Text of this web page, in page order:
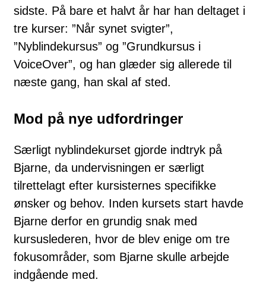
sidste. På bare et halvt år har han deltaget i
tre kurser: ”Når synet svigter”,
”Nyblindekursus” og ”Grundkursus i
VoiceOver”, og han glæder sig allerede til
næste gang, han skal af sted.
Mod på nye udfordringer
Særligt nyblindekurset gjorde indtryk på
Bjarne, da undervisningen er særligt
tilrettelagt efter kursisternes specifikke
ønsker og behov. Inden kursets start havde
Bjarne derfor en grundig snak med
kursuslederen, hvor de blev enige om tre
fokusområder, som Bjarne skulle arbejde
indgående med.